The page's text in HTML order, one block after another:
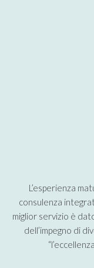
L’esperienza
consulenza
miglior servizio è
dell’impegno di